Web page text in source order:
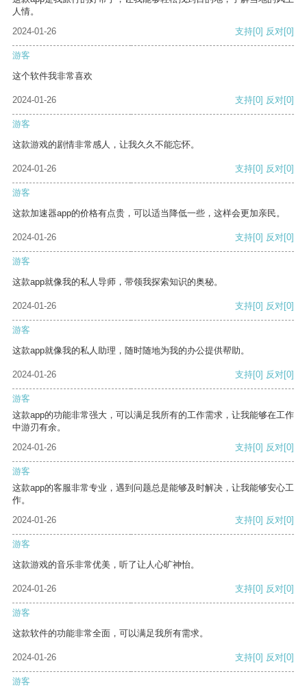
人情。
2024-01-26
支持[0] 反对[0]
游客
这个软件我非常喜欢
2024-01-26 支持[0] 反对[0]
游客
这款游戏的剧情非常感人，让我久久不能忘怀。
2024-01-26 支持[0] 反对[0]
游客
这款加速器app的价格有点贵，可以适当降低一些，这样会更加亲民。
2024-01-26 支持[0] 反对[0]
游客
这款app就像我的私人导师，带领我探索知识的奥秘。
2024-01-26 支持[0] 反对[0]
游客
这款app就像我的私人助理，随时随地为我的办公提供帮助。
2024-01-26 支持[0] 反对[0]
游客
这款app的功能非常强大，可以满足我所有的工作需求，让我能够在工作
中游刃有余。
2024-01-26
支持[0] 反对[0]
游客
这款app的客服非常专业，遇到问题总是能够及时解决，让我能够安心工
作。
2024-01-26
支持[0] 反对[0]
游客
这款游戏的音乐非常优美，听了让人心旷神怡。
2024-01-26 支持[0] 反对[0]
游客
这款软件的功能非常全面，可以满足我所有需求。
2024-01-26 支持[0] 反对[0]
游客